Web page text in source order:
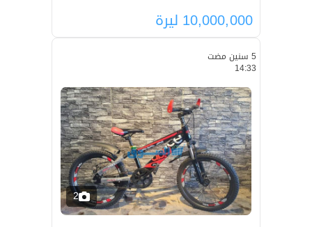
10,000,000 ليرة
5 سنين مضت
14:33
2